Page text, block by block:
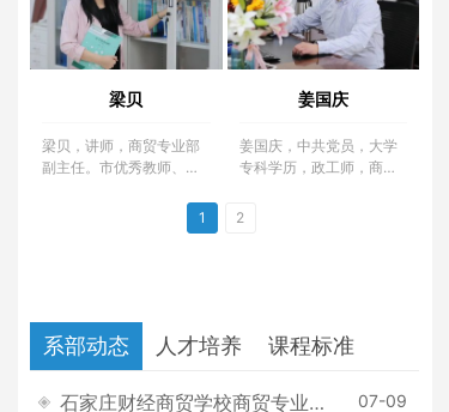
系部动态 人才培养 课程标准
石家庄财经商贸学校商贸专业部
07-09
育工作者，石家庄市优秀
教师。
梁贝
梁贝，讲师，商贸专业部
副主任。市优秀教师、市
姜国庆
姜国庆，中共党员，大学
专科学历，政工师，商贸
1
2